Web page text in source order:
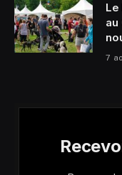
Le
au
7